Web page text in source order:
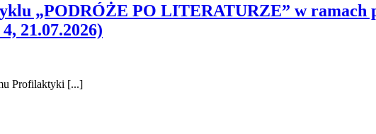
„PODRÓŻE PO LITERATURZE” w
21.07.2026)
Profilaktyki [...]